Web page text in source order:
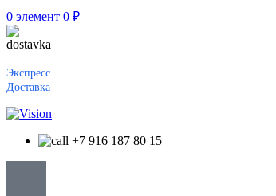
0 элемент 0 ₽
Экспресс
Доставка
+7 916 187 80 15